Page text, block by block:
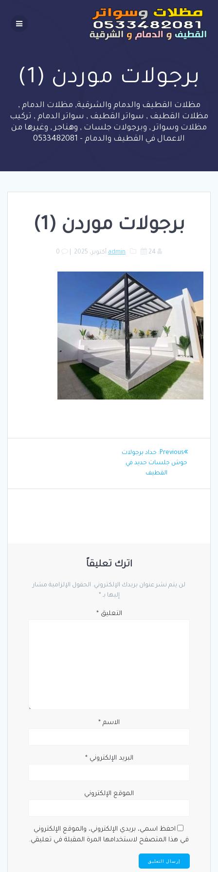
to
content
برجولات موردن (1)
مظلات القطيف والدمام والشرقية, مظلات الدمام ,
مظلات القطيف , سواتر القطيف , سواتر الدمام , تركيب
مظلات وسواتر , وبرجولات جلسات , وهناجر , وغيرها من
الاعمال في القطيف والدمام - 0533482081
برجولات موردن (1)
admin 24 أكتوبر، 2025 0
تصفّح
المقالات
Previous:
Previous
post:
حداد برجولات
حوش جلسات حديد في
القطيف
اترك تعليقاً
لن يتم نشر عنوان بريدك الإلكتروني. الحقول الإلزامية مشار
إليها بـ *
التعليق*
الاسم *
البريد الإلكتروني*
الموقع الإلكتروني
احفظ اسمي، بريدي الإلكتروني، والموقع الإلكتروني
في هذا المتصفح لاستخدامها المرة المقبلة في تعليقي.